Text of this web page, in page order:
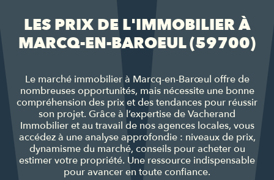
LES PRIX DE L'IMMOBILIER À
MARCQ-EN-BAROEUL (59700)
Le marché immobilier à Marcq-en-Barœul offre de
nombreuses opportunités, mais nécessite une bonne
compréhension des prix et des tendances pour réussir
son projet. Grâce à l’expertise de Vacherand
Immobilier et au travail de nos agences locales, vous
accédez à une analyse approfondie : niveaux de prix,
dynamisme du marché, conseils pour acheter ou
estimer votre propriété. Une ressource indispensable
pour avancer en toute confiance.